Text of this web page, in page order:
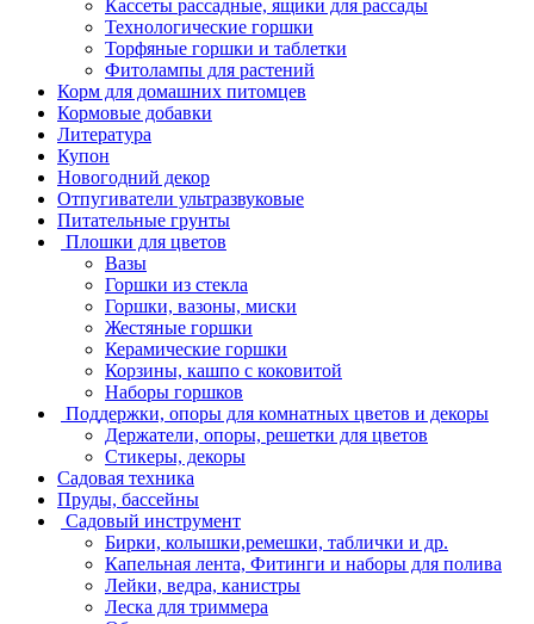
Кассеты рассадные, ящики для рассады
Технологические горшки
Торфяные горшки и таблетки
Фитолампы для растений
Корм для домашних питомцев
Кормовые добавки
Литература
Купон
Новогодний декор
Отпугиватели ультразвуковые
Питательные грунты
Плошки для цветов
Вазы
Горшки из стекла
Горшки, вазоны, миски
Жестяные горшки
Керамические горшки
Корзины, кашпо с коковитой
Наборы горшков
Поддержки, опоры для комнатных цветов и декоры
Держатели, опоры, решетки для цветов
Стикеры, декоры
Садовая техника
Пруды, бассейны
Садовый инструмент
Бирки, колышки,ремешки, таблички и др.
Капельная лента, Фитинги и наборы для полива
Лейки, ведра, канистры
Леска для триммера